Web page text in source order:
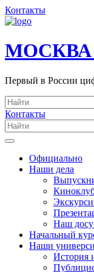
Контакты
МОСКВА
Первый в России
Контакты
Официально
Наши дела
Наш
Начальный
Наши
История